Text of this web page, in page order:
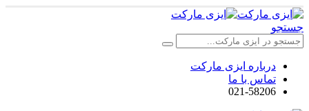
جستجو
درباره ایزی مارکت
تماس با ما
021-58206